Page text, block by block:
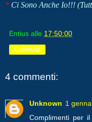
* Ci Sono Anche Io!!!
Entius alle 17:50:00
Condividi
4 commenti:
Unknown 1
Complimenti per